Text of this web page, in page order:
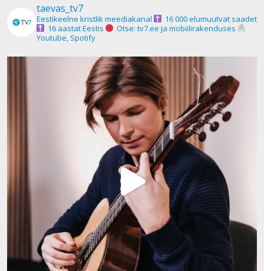
taevas_tv7
Eestikeelne kristlik meediakanal
16 000 elumuutvat saadet
16 aastat Eestis
Otse: tv7.ee ja mobiilirakenduses
Youtube, Spotify